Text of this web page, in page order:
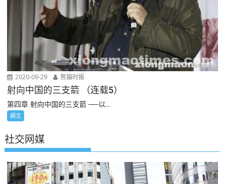
2020-09-29 熊猫时报
射向中国的三支箭 （连载5）
第四章 射向中国的三支箭 ──以...
網文
社交网媒